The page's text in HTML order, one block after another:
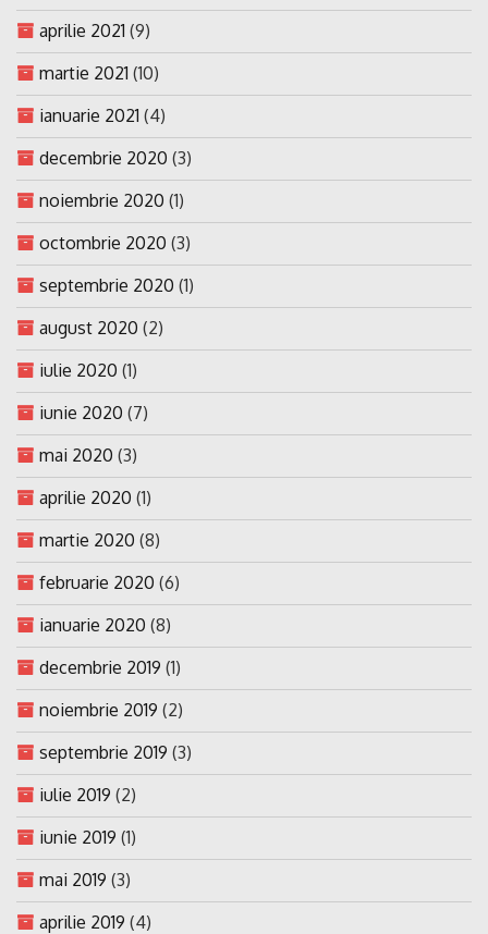
aprilie 2021 (9)
martie 2021 (10)
ianuarie 2021 (4)
decembrie 2020 (3)
noiembrie 2020 (1)
octombrie 2020 (3)
septembrie 2020 (1)
august 2020 (2)
iulie 2020 (1)
iunie 2020 (7)
mai 2020 (3)
aprilie 2020 (1)
martie 2020 (8)
februarie 2020 (6)
ianuarie 2020 (8)
decembrie 2019 (1)
noiembrie 2019 (2)
septembrie 2019 (3)
iulie 2019 (2)
iunie 2019 (1)
mai 2019 (3)
aprilie 2019 (4)